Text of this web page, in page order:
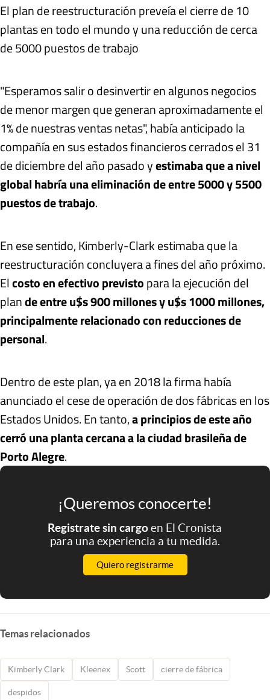
El plan de reestructuración preveía el cierre de 10
plantas en todo el mundo y una reducción de cerca
de 5000 puestos de trabajo
"Esperamos salir o desinvertir en algunos negocios
de menor margen que generan aproximadamente el
1% de nuestras ventas netas", había anticipado la
compañía en sus estados financieros cerrados el 31
de diciembre del año pasado yestimaba que a nivel
global habría una eliminación de entre 5000 y 5500
puestos de trabajo.
En ese sentido, Kimberly-Clark estimaba que la
reestructuración concluyera a fines del año próximo.
Elcostoen efectivo previstopara la ejecución del
plande entre u$s 900 millones y u$s 1000 millones,
principalmente relacionado con reducciones de
personal.
Dentro de este plan, ya en 2018 la firma había
anunciado el cese de operación de dos fábricas en los
Estados Unidos. En tanto,a principios de este año
cerró una planta cercana a la ciudad brasileña de
Porto Alegre.
¡Queremos conocerte!
Registrate sin cargoen El Cronista
para una experiencia a tu medida.
Quiero registrarme
Temas relacionados
Kimberly Clark Kleenex Scott cierre de fábrica
despidos